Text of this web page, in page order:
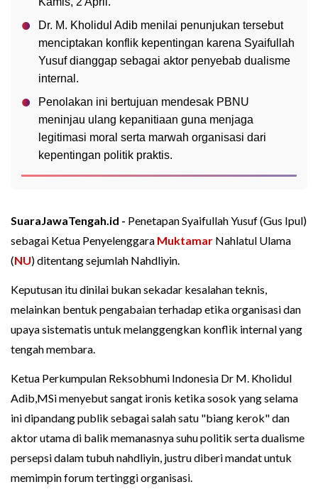
Dr. M. Kholidul Adib menilai penunjukan tersebut
menciptakan konflik kepentingan karena Syaifullah
Yusuf dianggap sebagai aktor penyebab dualisme
internal.
Penolakan ini bertujuan mendesak PBNU
meninjau ulang kepanitiaan guna menjaga
legitimasi moral serta marwah organisasi dari
kepentingan politik praktis.
SuaraJawaTengah.id - Penetapan Syaifullah Yusuf (Gus Ipul)
sebagai Ketua Penyelenggara Muktamar Nahlatul Ulama
(NU) ditentang sejumlah Nahdliyin.
Keputusan itu dinilai bukan sekadar kesalahan teknis,
melainkan bentuk pengabaian terhadap etika organisasi dan
upaya sistematis untuk melanggengkan konflik internal yang
tengah membara.
Ketua Perkumpulan Reksobhumi Indonesia Dr M. Kholidul
Adib,MSi menyebut sangat ironis ketika sosok yang selama
ini dipandang publik sebagai salah satu "biang kerok" dan
aktor utama di balik memanasnya suhu politik serta dualisme
persepsi dalam tubuh nahdliyin, justru diberi mandat untuk
memimpin forum tertinggi organisasi.